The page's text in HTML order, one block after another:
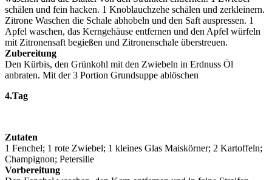
schälen und fein hacken. 1 Knoblauchzehe schälen und zerkleinern.
Zitrone Waschen die Schale abhobeln und den Saft auspressen. 1
Apfel waschen, das Kerngehäuse entfernen und den Apfel würfeln
mit Zitronensaft begießen und Zitronenschale überstreuen.
Zubereitung
Den Kürbis, den Grünkohl mit den Zwiebeln in Erdnuss Öl
anbraten. Mit der 3 Portion Grundsuppe ablöschen
4.Tag
Zutaten
1 Fenchel; 1 rote Zwiebel; 1 kleines Glas Maiskörner; 2 Kartoffeln;
Champignon; Petersilie
Vorbereitung